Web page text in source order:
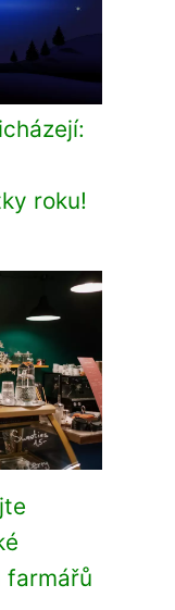
roku!
farmářů